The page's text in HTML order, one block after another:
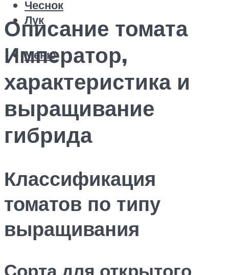
Чеснок
Лук
Меню
Описание томата
Император,
характеристика и
выращивание
гибрида
Классификация
томатов по типу
выращивания
Сорта для открытого